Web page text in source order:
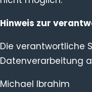
Hinweis zur
Die verantwortliche
Datenverarbeitung
Michael Ibrahim